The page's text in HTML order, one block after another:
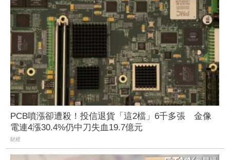
PCB噴漲卻遭殺！投信退貨「這2檔」6千多張 金像
電連4漲30.4%仍中刀失血19.7億元
財經